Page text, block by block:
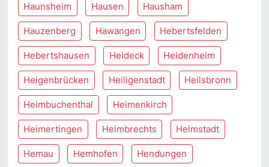
Haunsheim Hausen Hausham
Hauzenberg Hawangen Hebertsfelden
Hebertshausen Heideck Heidenheim
Heigenbrücken Heiligenstadt Heilsbronn
Heimbuchenthal Heimenkirch
Heimertingen Helmbrechts Helmstadt
Hemau Hemhofen Hendungen